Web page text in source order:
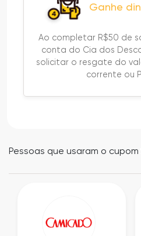
Ganhe
Ao completar R$50 de
conta do Cia dos
solicitar o resgate do
corrente ou
Pessoas que usaram o